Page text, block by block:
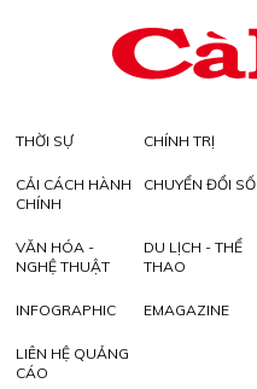
THỜI SỰ CHÍNH TRỊ
CẢI CÁCH HÀNH
CHÍNH
CHUYỂN ĐỔI SỐ
VĂN HÓA -
NGHỆ THUẬT
DU LỊCH - THỂ
THAO
INFOGRAPHIC EMAGAZINE
LIÊN HỆ QUẢNG
CÁO